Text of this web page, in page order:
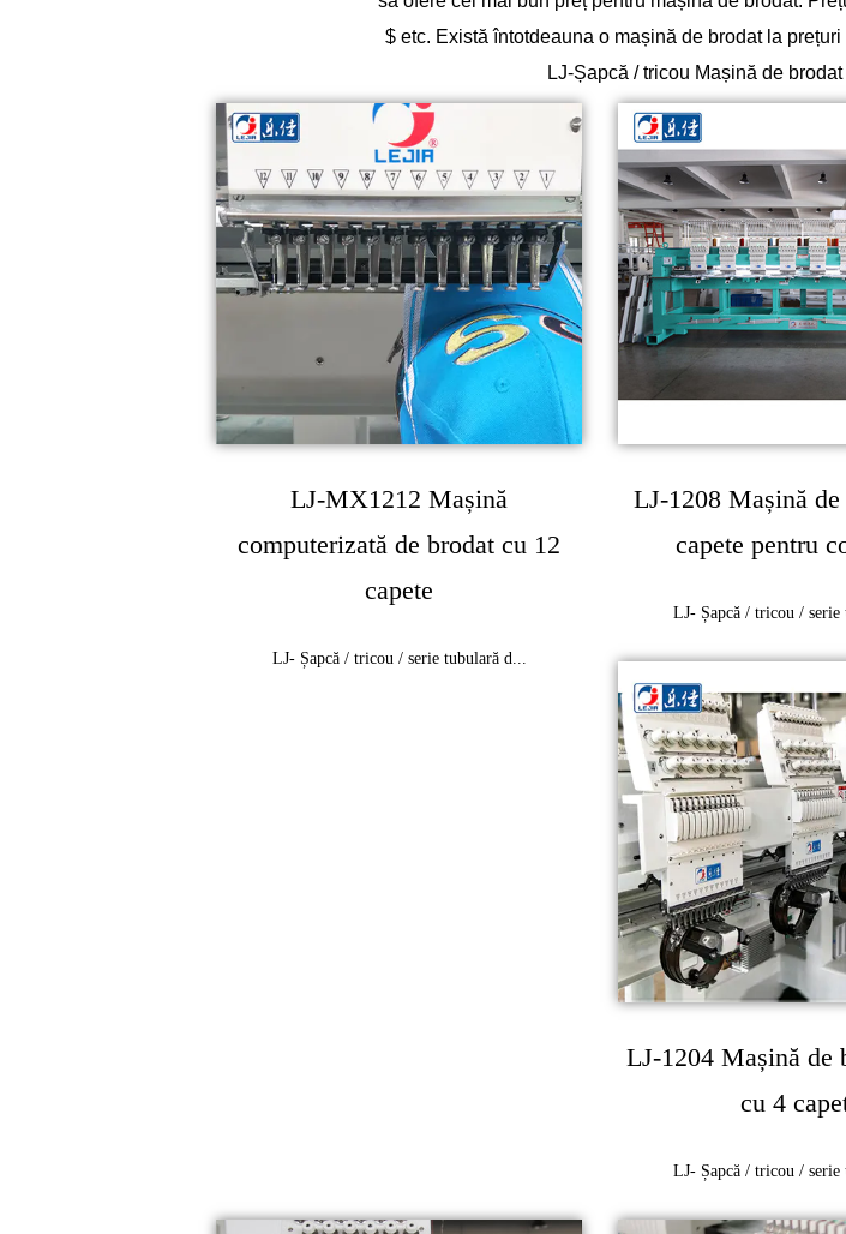
$ etc. Există întotdeauna o mașină de brodat la
LJ-Șapcă / tricou Mașină de
LJ-MX1212 Mașină
computerizată de brodat cu 12
capete
LJ- Șapcă / tricou / serie tubulară d...
LJ-1208 Mașină
capete pentru
LJ- Șapcă / tricou / serie
LJ-1204 Mașină de
cu 4
LJ- Șapcă / tricou / serie